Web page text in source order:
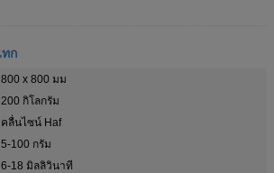
ก
800 x 800 มม
200 กิโลกรัม
คลื่นไซน์ Haf
5-100 กรัม
6-18 มิลลิวินาที